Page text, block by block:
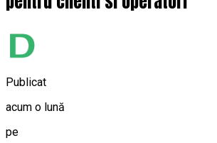
Publicat
acum o lună
pe